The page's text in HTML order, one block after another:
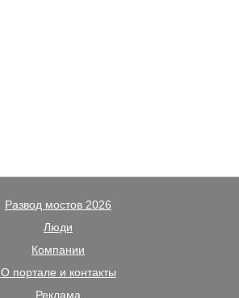
Развод мостов 2026
Люди
Компании
О портале и контакты
Реклама